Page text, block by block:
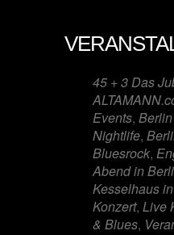
Google Kalender
45 + 3 Das
Events,
Nightlife,
Bluesrock,
Abend in
Kesselhaus
Konzert, Live
& Blues,